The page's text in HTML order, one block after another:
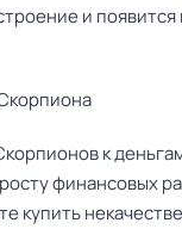
и появится
к
финансовых
купить